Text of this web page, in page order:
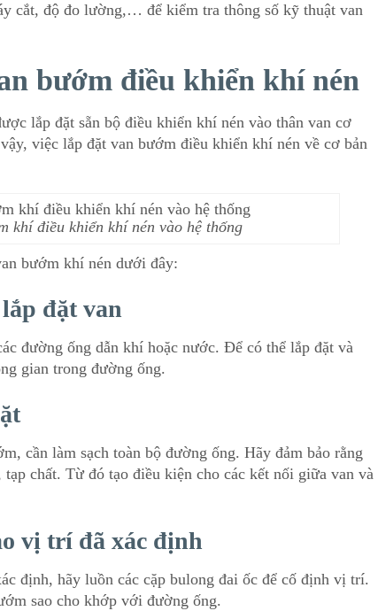
cắt, độ đo lường,… để kiểm tra thông số kỹ thuật van
bướm điều khiển khí nén
lắp đặt sẵn bộ điều khiển khí nén vào thân van cơ
việc lắp đặt van bướm điều khiển khí nén về cơ bản
khí điều khiển khí nén vào hệ thống
bướm khí nén dưới đây:
đặt van
đường ống dẫn khí hoặc nước. Để có thể lắp đặt và
gian trong đường ống.
cần làm sạch toàn bộ đường ống. Hãy đảm bảo rằng
chất. Từ đó tạo điều kiện cho các kết nối giữa van và
vị trí đã xác định
định, hãy luồn các cặp bulong đai ốc để cố định vị trí.
sao cho khớp với đường ống.